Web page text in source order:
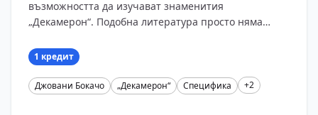
възможността да изучават знаменития
„Декамерон“. Подобна литература просто няма
в недемократични?...
1 кредит
Джовани Бокачо „Декамерон“ Специфика +2